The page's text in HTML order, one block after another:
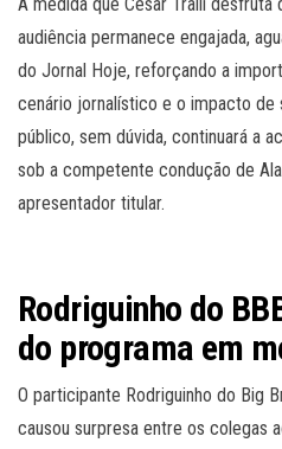
audiência permanece engajada,
do Jornal Hoje, reforçando a
cenário jornalístico e o impacto de
público, sem dúvida, continuará a
sob a competente condução de
apresentador titular.
Rodriguinho do
do programa em
O participante Rodriguinho do Big
causou surpresa entre os colegas